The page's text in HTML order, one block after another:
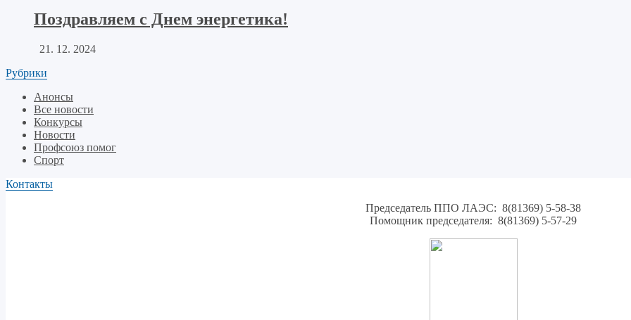
Поздравляем с Днем энергетика!
21. 12. 2024
Рубрики
Анонсы
Все новости
Конкурсы
Новости
Профсоюз помог
Спорт
Контакты
Председатель ППО ЛАЭС: 8(81369) 5-58-38
Помощник председателя: 8(81369) 5-57-29